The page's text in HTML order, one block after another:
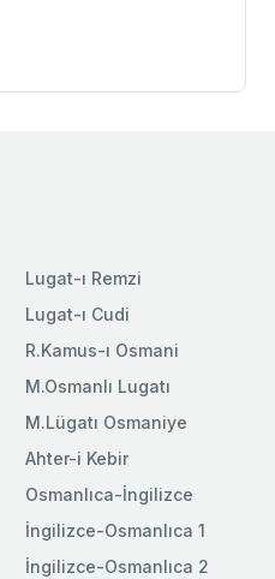
Lugat-ı Remzi
Lugat-ı Cudi
R.Kamus-ı Osmani
M.Osmanlı Lugatı
M.Lügatı Osmaniye
Ahter-i Kebir
Osmanlıca-İngilizce
İngilizce-Osmanlıca 1
İngilizce-Osmanlıca 2